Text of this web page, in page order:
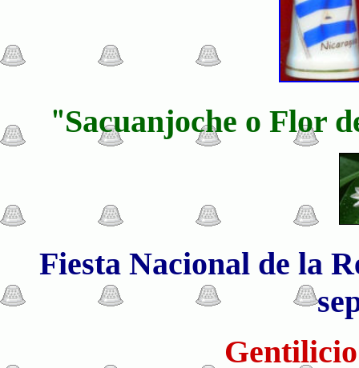
"Sacuanjoche o Flor
Fiesta Nacional de la